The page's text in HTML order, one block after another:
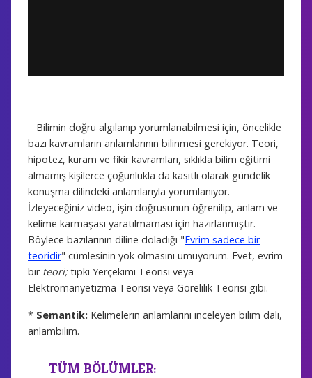
Bilimin doğru algılanıp yorumlanabilmesi için, öncelikle
bazı kavramların anlamlarının bilinmesi gerekiyor. Teori,
hipotez, kuram ve fikir kavramları, sıklıkla bilim eğitimi
almamış kişilerce çoğunlukla da kasıtlı olarak gündelik
konuşma dilindeki anlamlarıyla yorumlanıyor.
İzleyeceğiniz video, işin doğrusunun öğrenilip, anlam ve
kelime karmaşası yaratılmaması için hazırlanmıştır.
Böylece bazılarının diline doladığı "Evrim sadece bir
teoridir" cümlesinin yok olmasını umuyorum. Evet, evrim
bir teori;tıpkı Yerçekimi Teorisi veya
Elektromanyetizma Teorisi veya Görelilik Teorisi gibi.
* Semantik: Kelimelerin anlamlarını inceleyen bilim dalı,
anlambilim.
TÜM BÖLÜMLER: